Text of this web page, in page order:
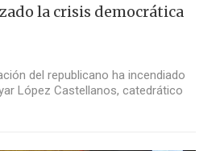
la crisis democrática
del republicano ha incendiado
López Castellanos, catedrático